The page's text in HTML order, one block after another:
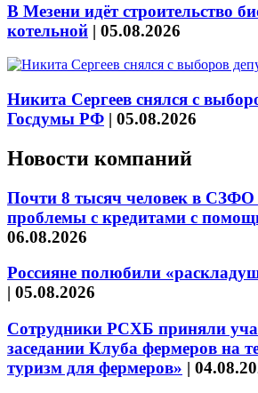
В Мезени идёт строительство
котельной | 05.08.2026
Никита Сергеев снялся с
Госдумы РФ | 05.08.2026
Новости компаний
Почти 8 тысяч человек в
проблемы с кредитами с
06.08.2026
Россияне полюбили
| 05.08.2026
Сотрудники РСХБ приняли
заседании Клуба фермеров на
туризм для фермеров» |